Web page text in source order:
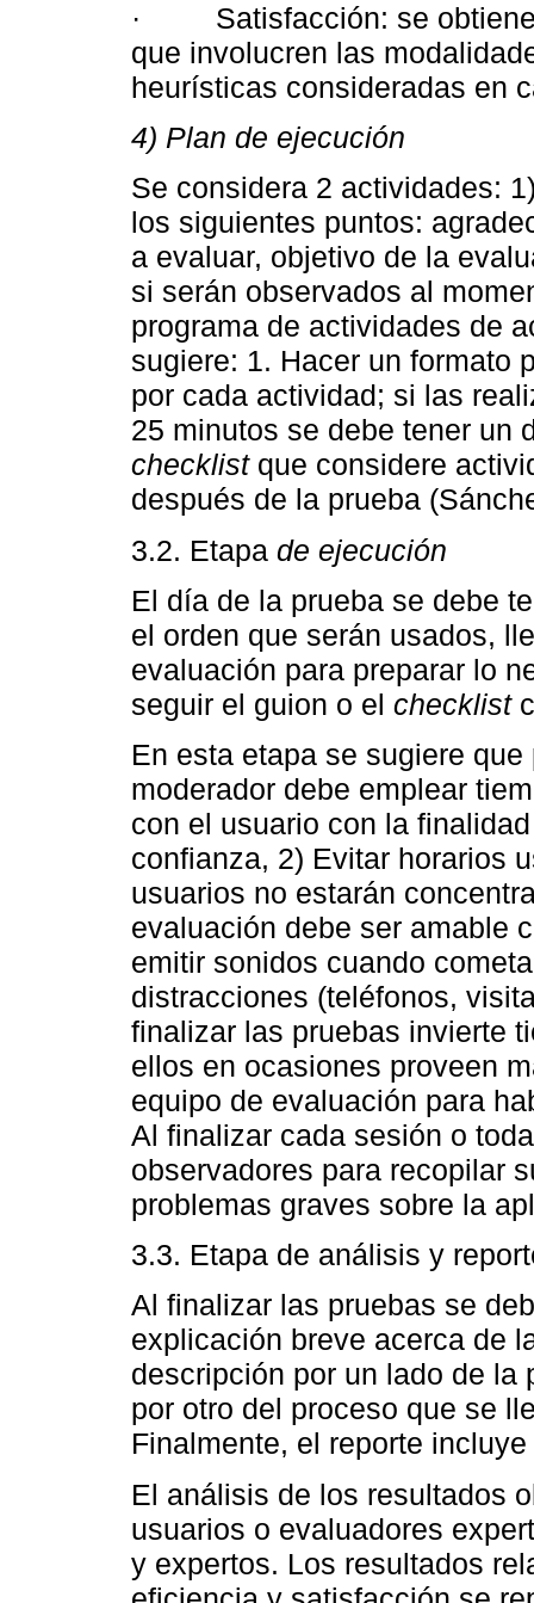
· Satisfacción: se obtiene
que involucren las
heurísticas consideradas en
4) Plan de ejecución
Se considera 2 actividades:
los siguientes puntos:
a evaluar, objetivo de la
si serán observados al
programa de actividades de
sugiere: 1. Hacer un formato
por cada actividad; si las
25 minutos se debe tener un
checklistque considere
después de la prueba
3.2. Etapa de ejecución
El día de la prueba se debe
el orden que serán usados,
evaluación para preparar lo
seguir el guion o el checklist
En esta etapa se sugiere
moderador debe emplear
con el usuario con la
confianza, 2) Evitar horarios
usuarios no estarán
evaluación debe ser amable
emitir sonidos cuando
distracciones (teléfonos,
finalizar las pruebas invierte
ellos en ocasiones proveen
equipo de evaluación para
Al finalizar cada sesión o
observadores para recopilar
problemas graves sobre la
3.3. Etapa de análisis y
Al finalizar las pruebas se
explicación breve acerca de
descripción por un lado de la
por otro del proceso que se
Finalmente, el reporte
El análisis de los resultados
usuarios o evaluadores
y expertos. Los resultados